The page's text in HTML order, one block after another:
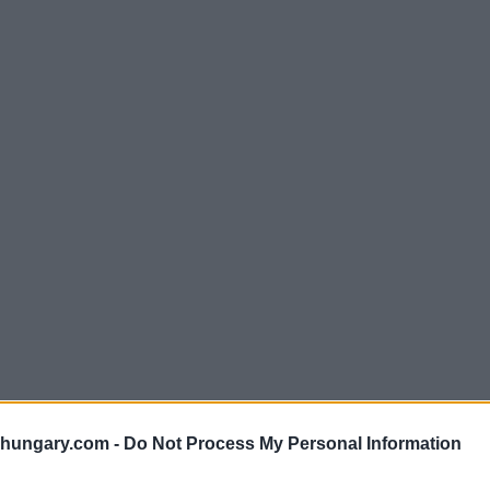
- Do Not Process My Personal Information